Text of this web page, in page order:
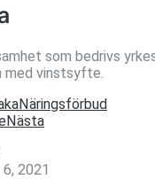
som bedrivs
med vinstsyfte.
Näringsförbud
Nästa
2021